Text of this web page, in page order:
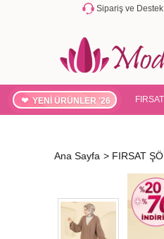
Sipariş ve
YENİ ÜRÜNLER '26
Ana Sayfa > FIRSAT